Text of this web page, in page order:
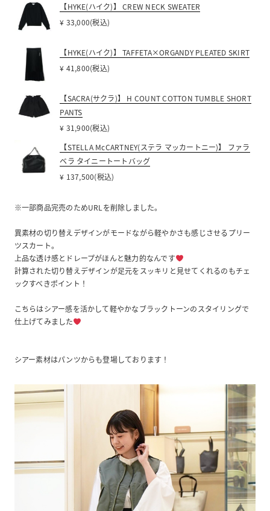
【HYKE(ハイク)】 CREW NECK SWEATER
¥ 33,000(税込)
【HYKE(ハイク)】 TAFFETA×ORGANDY PLEATED SKIRT
¥ 41,800(税込)
【SACRA(サクラ)】 H COUNT COTTON TUMBLE SHORT
PANTS
¥ 31,900(税込)
【STELLA McCARTNEY(ステラ マッカートニー)】 ファラ
ベラ タイニートートバッグ
¥ 137,500(税込)
※一部商品完売のためURLを削除しました。
異素材の切り替えデザインがモードながら軽やかさも感じさせるプリー
ツスカート。
上品な透け感とドレープがほんと魅力的なんです
計算された切り替えデザインが足元をスッキリと見せてくれるのもチェ
ックすべきポイント！
こちらはシアー感を活かして軽やかなブラックトーンのスタイリングで
仕上げてみました
シアー素材はパンツからも登場しております！